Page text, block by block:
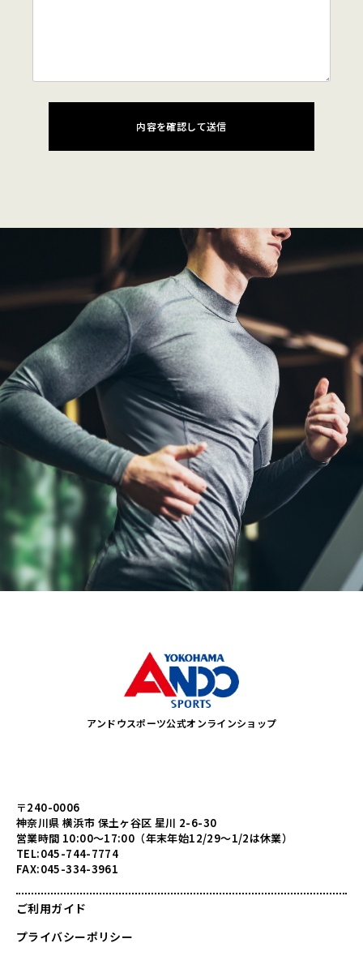
アンドウスポーツ公式オンラインショップ
〒240-0006
神奈川県 横浜市 保土ヶ谷区 星川 2-6-30
営業時間 10:00～17:00（年末年始12/29～1/2は休業）
TEL:045-744-7774
FAX:045-334-3961
ご利用ガイド
プライバシーポリシー